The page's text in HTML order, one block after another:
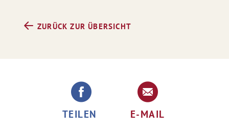
ZURÜCK ZUR ÜBERSICHT
TEILEN E-MAIL